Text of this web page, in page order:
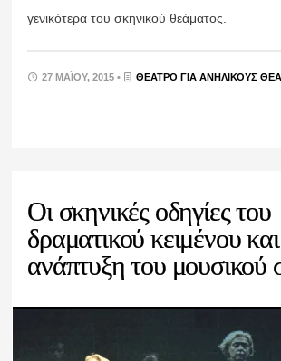
γενικότερα του σκηνικού θεάματος.
27 ΜΑΪ́ΟΥ, 2015 • ΘΈΑΤΡΟ ΓΙΑ ΑΝΉΛΙΚΟΥΣ
Οι σκηνικές οδηγίες του
δραματικού κειμένου
ανάπτυξη του μουσικού